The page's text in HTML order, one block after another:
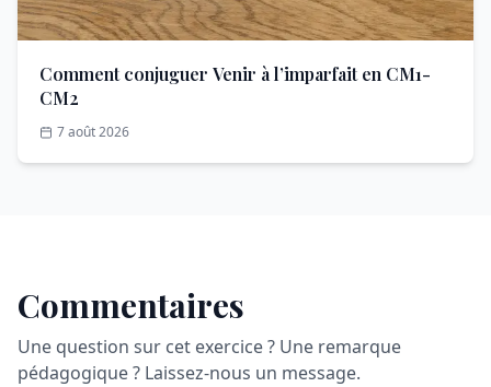
Comment conjuguer Venir à l’imparfait en CM1-
CM2
7 août 2026
Commentaires
Une question sur cet exercice ? Une remarque
pédagogique ? Laissez-nous un message.